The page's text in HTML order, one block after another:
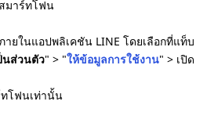
มาร์ทโฟน
ายในแอปพลิเคชัน LINE โดยเลือกที่แท็บ
นส่วนตัว" > "ให้ข้อมูลการใช้งาน" > เปิด
โฟนเท่านั้น